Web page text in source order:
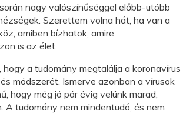
nagy valószínűséggel előbb-utóbb
Szerettem volna hát, ha van a
amiben bízhatok, amire
is az élet.
a tudomány megtalálja a koronavírus
módszerét. Ismerve azonban a vírusok
hogy még jó pár évig velünk marad,
tudomány nem mindentudó, és nem